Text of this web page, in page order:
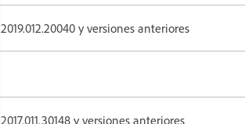
2019.012.20040 y versiones anteriores
2017.011.30148 y versiones anteriores